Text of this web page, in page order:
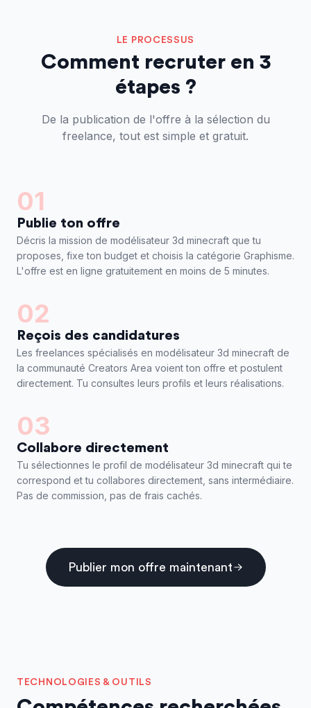
LE PROCESSUS
Comment recruter en 3
étapes ?
De la publication de l'offre à la sélection du
freelance, tout est simple et gratuit.
01
Publie ton offre
Décris la mission de modélisateur 3d minecraft que tu
proposes, fixe ton budget et choisis la catégorie Graphisme.
L'offre est en ligne gratuitement en moins de 5 minutes.
02
Reçois des candidatures
Les freelances spécialisés en modélisateur 3d minecraft de
la communauté Creators Area voient ton offre et postulent
directement. Tu consultes leurs profils et leurs réalisations.
03
Collabore directement
Tu sélectionnes le profil de modélisateur 3d minecraft qui te
correspond et tu collabores directement, sans intermédiaire.
Pas de commission, pas de frais cachés.
Publier mon offre maintenant
TECHNOLOGIES & OUTILS